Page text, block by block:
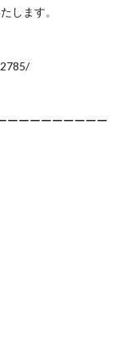
します。
ーーーーーーーーー